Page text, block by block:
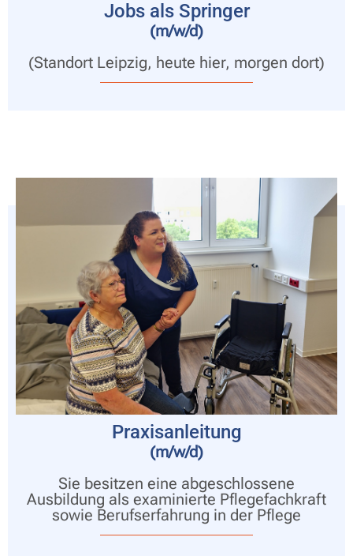
Jobs als Springer
(m/w/d)
(Standort Leipzig, heute hier, morgen dort)
Praxisanleitung
(m/w/d)
Sie besitzen eine abgeschlossene
Ausbildung als examinierte Pflegefachkraft
sowie Berufserfahrung in der Pflege